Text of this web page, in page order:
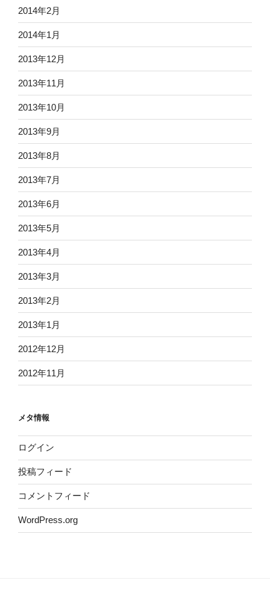
2014年2月
2014年1月
2013年12月
2013年11月
2013年10月
2013年9月
2013年8月
2013年7月
2013年6月
2013年5月
2013年4月
2013年3月
2013年2月
2013年1月
2012年12月
2012年11月
メタ情報
ログイン
投稿フィード
コメントフィード
WordPress.org